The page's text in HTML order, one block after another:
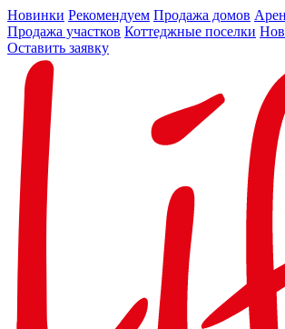
Новинки Рекомендуем Продажа домов
Продажа участков Коттеджные поселки
Оставить заявку